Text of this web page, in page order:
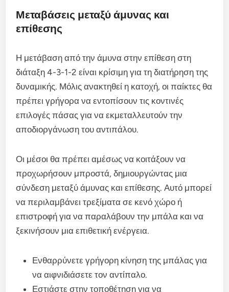
Μεταβάσεις μεταξύ άμυνας και
επίθεσης
Η μετάβαση από την άμυνα στην επίθεση στη
διάταξη 4-3-1-2 είναι κρίσιμη για τη διατήρηση της
δυναμικής. Μόλις ανακτηθεί η κατοχή, οι παίκτες θα
πρέπει γρήγορα να εντοπίσουν τις κοντινές
επιλογές πάσας για να εκμεταλλευτούν την
αποδιοργάνωση του αντιπάλου.
Οι μέσοι θα πρέπει αμέσως να κοιτάξουν να
προχωρήσουν μπροστά, δημιουργώντας μια
σύνδεση μεταξύ άμυνας και επίθεσης. Αυτό μπορεί
να περιλαμβάνει τρεξίματα σε κενό χώρο ή
επιστροφή για να παραλάβουν την μπάλα και να
ξεκινήσουν μια επιθετική ενέργεια.
Ενθαρρύνετε γρήγορη κίνηση της μπάλας για
να αιφνιδιάσετε τον αντίπαλο.
Εστιάστε στην τοποθέτηση για να